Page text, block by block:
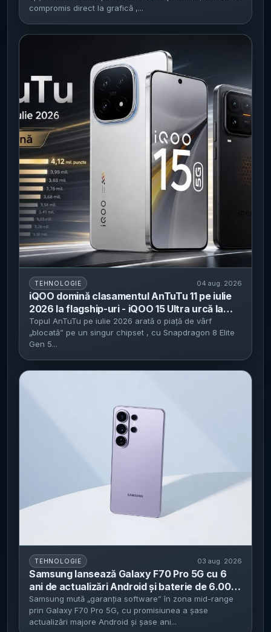
compromis direct la grafică ,...
TEHNOLOGIE 04 aug. 2026
iQOO domină clasamentul AnTuTu 11 pe iulie
2026 la flagship-uri - iQOO 15 Ultra urcă la
4.128.314 puncte, iar Snapdragon 8 Elite Gen
5 e pe toate modelele din Top 10
Topul AnTuTu pe iulie 2026 arată o piață de vârf
„blocată” pe un singur chipset , cu Snapdragon 8 Elite
Gen 5...
TEHNOLOGIE 03 aug. 2026
Samsung lansează Galaxy F70 Pro 5G cu 6
ani de actualizări Android și baterie de 6.000
mAh - debut în India, de la ₹23.999
Samsung mută „garanția software” în zona mid-range
prin Galaxy F70 Pro 5G, cu promisiunea a șase
actualizări majore Android și șase ani...